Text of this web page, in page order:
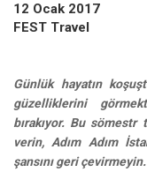
12 Ocak 2017
FEST Travel
Günlük hayatın
güzelliklerini
bırakıyor. Bu
verin, Adım Adım
şansını geri çevirmeyin.